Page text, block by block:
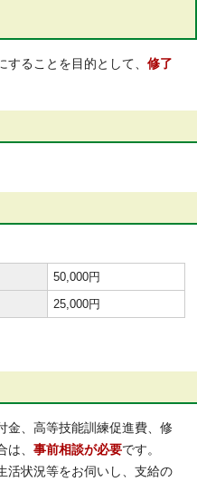
ることを目的として、 修了
50,000円
25,000円
金、高等技能訓練促進費、修
、 事前相談が必要です。
活状況等をお伺いし、支給の